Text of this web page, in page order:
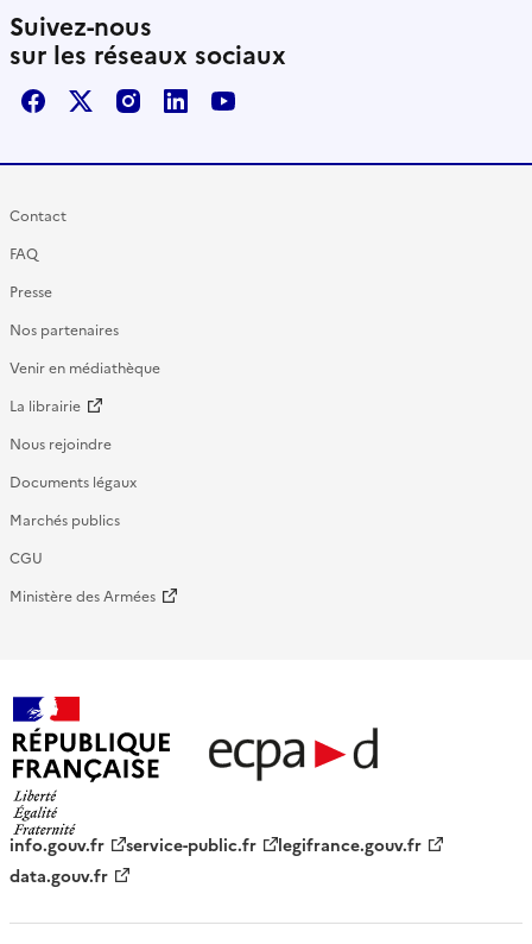
Suivez-nous
sur les réseaux sociaux
FacebookX / TwitterInstagram
LinkedInYoutube
Contact
FAQ
Presse
Nos partenaires
Venir en médiathèque
La librairie
Nous rejoindre
Documents légaux
Marchés publics
CGU
Ministère des Armées
française - ECPAD
info.gouv.fr service-public.fr
legifrance.gouv.fr
data.gouv.fr